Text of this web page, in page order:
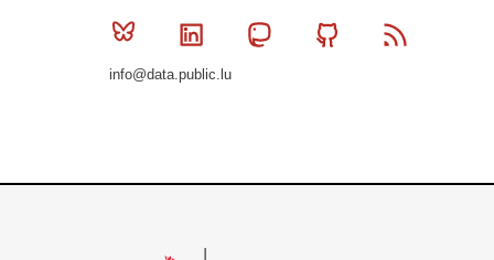
Bluesky Linkedin MastodonGithub
info@data.public.lu